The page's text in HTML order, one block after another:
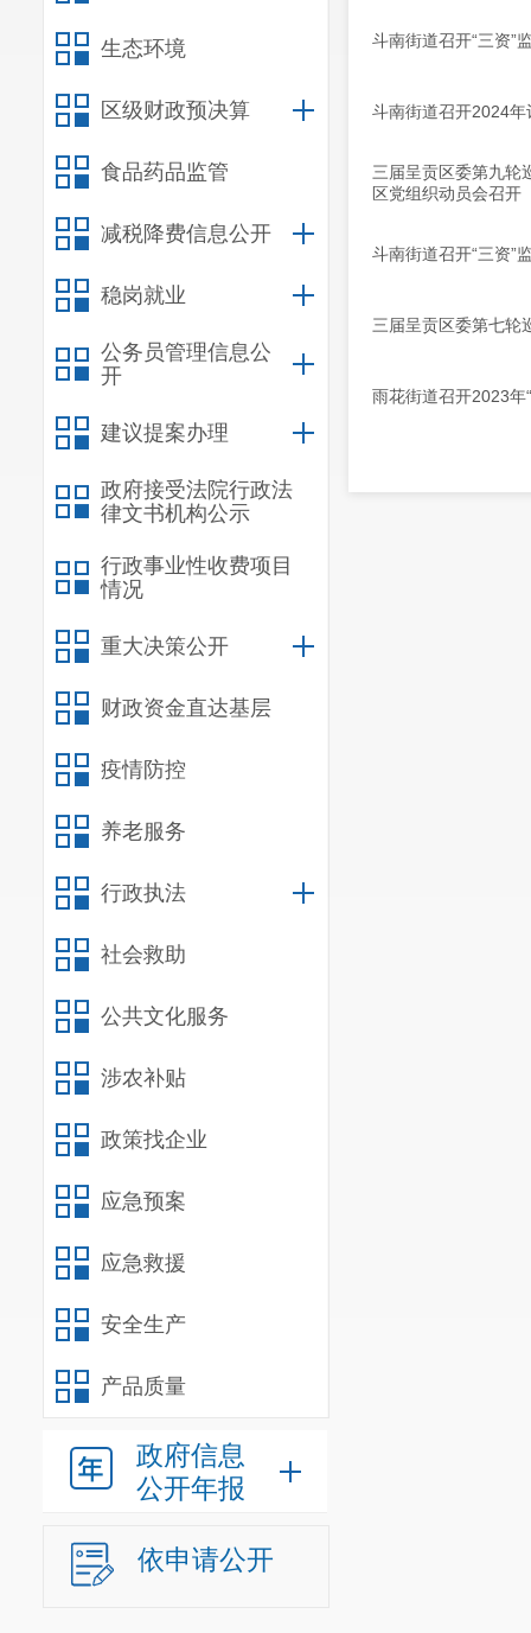
生态环境
区级财政预决算
食品药品监管
减税降费信息公开
稳岗就业
公务员管理信息公
开
建议提案办理
政府接受法院行政法
律文书机构公示
行政事业性收费项目
情况
重大决策公开
财政资金直达基层
疫情防控
养老服务
行政执法
社会救助
公共文化服务
涉农补贴
政策找企业
应急预案
应急救援
安全生产
产品质量
政府信息
公开年报
依申请公开
斗南街道召开“三资”
斗南街道召开2024
三届呈贡区委第九轮
区党组织动员会召开
斗南街道召开“三资”
三届呈贡区委第七轮
雨花街道召开2023年